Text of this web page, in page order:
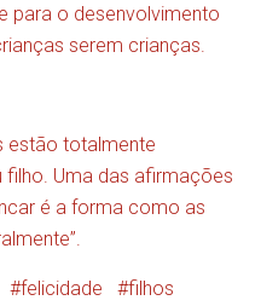
para o desenvolvimento
serem crianças.
estão totalmente
Uma das afirmações
é a forma como as
felicidade
filhos